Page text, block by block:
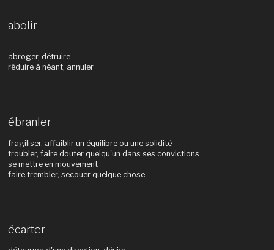
abolir
abroger, détruire
réduire à néant, annuler
ébranler
fragiliser, affaiblir un équilibre ou une solidité
troubler, faire douter quelqu'un dans ses convictions
se mettre en mouvement
faire trembler, secouer quelque chose
écarter